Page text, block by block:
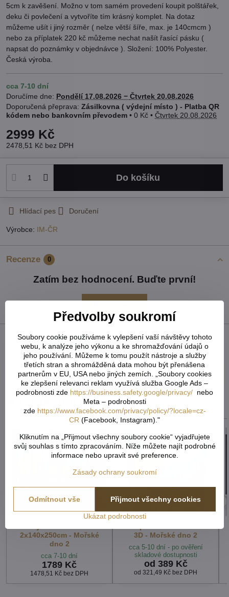
5cm k zavěšení. Možno v tom samém provedení koupit polštářek,
deku či povlečení a vytvoříte tím krásný komplet. Na dotaz
můžeme ušít i jiný rozměr ( nelze větší šíře, max. je 140cmcm )
nebo za příplatek 220 kč můžeme nechat našít řasící pásku (
napsat do poznámky v objednávce ). Složení: 100% Polyester.
Česká výroba.
cca 7-10 dní
Doručíme dne: Pondělí 17.08.2026 − Čtvrtek 20.08.2026
Zásilkovna ( výdejní místo ) - Platba QR
kódem nebo bankovním převodem • 0 Kč • Čtvrtek 20.08.2026
2999 Kč
2478,51 Kč bez DPH
Do košíku
Hlídací pes Doručení
Výrobce: IM-ČR
Recenze 0
Zatím bez hodnocení. Buďte první!
FacebookTwitterBlueskyPinterestRedditLinkedInWhatsApp
E-
mail
Předchozí produkt Následující produkt
Alternativní produkty
2x140x250cm - Mořské
dno 2
cca 7-10 dní
1789 Kč
1478,51 Kč bez DPH
3D - Mořské dno 2
cca 5-10 dní - po ověření
skladové dostupnosti
od 389 Kč
od 321,49 Kč bez DPH
Předvolby soukromí
Soubory cookie používáme k vylepšení vaší návštěvy tohoto
webu, k analýze jeho výkonu a ke shromažďování údajů o
jeho používání. Můžeme k tomu použít nástroje a služby
třetích stran a shromážděná data mohou být přenášena
partnerům v EU, USA nebo jiných zemích. „Soubory cookies
ke zlepšení relevanci reklam využívá služba Google Ads –
podrobnosti zde https://business.safety.google/privacy/ nebo
Meta – podrobnosti
zde https://www.facebook.com/privacy/policy/?locale=cz-
CR (Facebook, Instagram)."
Kliknutím na „Přijmout všechny soubory cookie“ vyjadřujete
svůj souhlas s tímto zpracováním. Níže můžete najít podrobné
informace nebo upravit své preference.
Zásady ochrany soukromí
Ukázat podrobnosti
Přijmout všechny cookies
Odmítnout vše